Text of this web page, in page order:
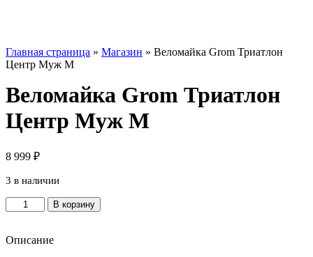
Главная страница » Магазин » Веломайка Grom Триатлон
Центр Муж M
Веломайка Grom Триатлон
Центр Муж M
8 999 ₽
3 в наличии
Количество
товара
Grom
В корзину
Описание